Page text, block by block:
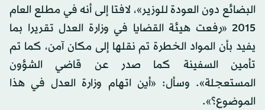
البضائع دون العودة للوزير»، لافتا إلى أنه في مطلع العام
2015 «رفعت هيئة القضايا في وزارة العدل تقريرا بما
يفيد بأن المواد الخطرة تم نقلها إلى مكان آمن، كما تم
تأمين السفينة كما صدر عن قاضي الشؤون
المستعجلة». وسأل: «أين اتهام وزارة العدل في هذا
الموضوع؟».